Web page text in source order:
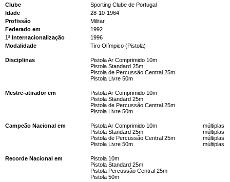
Clube
Sporting Clube de Portugal
Idade
28-10-1964
Profissão
Militar
Federado em
1992
1ª Internacionalização
1996
Modalidade
Tiro Olímpico (Pistola)
Disciplinas
Pistola Ar Comprimido 10m
Pistola Standard 25m
Pistola de Percussão Central 25m
Pistola Livre 50m
Mestre-atirador em
Pistola Ar Comprimido 10m
Pistola Standard 25m
Pistola de Percussão Central 25m
Pistola Livre 50m
Campeão Nacional em
Pistola Ar Comprimido 10m
Pistola Standard 25m
Pistola de Percussão Central 25m
Pistola Livre 50m
múltiplas
múltiplas
múltiplas
múltiplas
Recorde Nacional em
Pistola 10m
Pistola Standard 25m
Pistola Percussão Central 25m
Pistola 50m